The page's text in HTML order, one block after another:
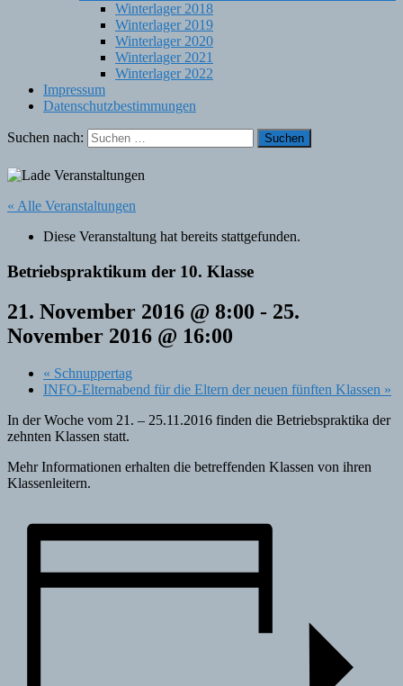
Winterlager 2018
Winterlager 2019
Winterlager 2020
Winterlager 2021
Winterlager 2022
Impressum
Datenschutzbestimmungen
Suchen nach:
« Alle Veranstaltungen
Diese Veranstaltung hat bereits stattgefunden.
Betriebspraktikum der 10. Klasse
21. November 2016 @ 8:00 - 25.
November 2016 @ 16:00
« Schnuppertag
INFO-Elternabend für die Eltern der neuen fünften Klassen »
In der Woche vom 21. – 25.11.2016 finden die Betriebspraktika der
zehnten Klassen statt.
Mehr Informationen erhalten die betreffenden Klassen von ihren
Klassenleitern.